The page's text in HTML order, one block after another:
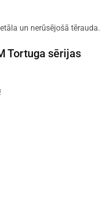
un nerūsējošā tērauda.
Tortuga sērijas